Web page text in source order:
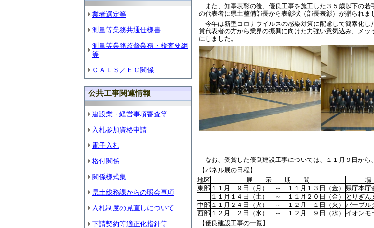
業者選定等
測量等業務共通仕様書
測量等業務監督業務・検査要綱
等
ＣＡＬＳ／ＥＣ関係
公共工事関連情報
建設業・経営事項審査等
入札参加資格申請
電子入札
格付関係
関係様式集
県土総務課からの照会事項
入札制度の見直しについて
下請契約等適正化指針等
また、知事表彰の後、優良工事を施工した３５歳以下の
の代表者に県土整備部長から表彰状（部長表彰）が贈られま
今年は新型コロナウイルスの感染対策に配慮して簡素化
賞代表者の方から業界の振興に向けた力強い意気込み、メ
にしました。
なお、受賞した優良建設工事については、１１月９日から
【パネル展の日程】
地区
展 示 期 間
東部 １１月 ９日（月） ～ １１月１３日（金）
県庁本庁
１１月１４日（土） ～ １１月２０日（金）
とりぎん
中部 １１月２４日（火） ～ １２月 １日（火）
パープル
西部 １２月 ２日（水） ～ １２月 ９日（水）
イオンモ
【優良建設工事の一覧】